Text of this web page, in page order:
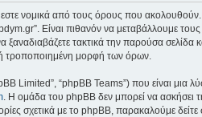
νομικά από τους όρους που ακολουθούν.
Είναι πιθανόν να μεταβάλλουμε
τακτικά την παρούσα σελίδα
ή τροποποιημένη μορφή των όρων.
Limited”, “phpBB Teams”) που είναι μια
. Η ομάδα του phpBB δεν μπορεί να ασκήσει
σχετικά με το phpBB, παρακαλούμε δείτε